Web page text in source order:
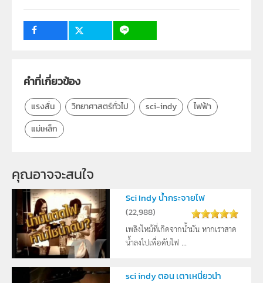
ป.1, ป.2, ป.3, ป.4, ป.5, ป.6, ม.1, ม.2, ม.3, ม.4, ม.5, ม.6
คำที่เกี่ยวข้อง
แรงสั่น วิทยาศาสตร์ทั่วไป sci-indy
ไฟฟ้า
แม่เหล็ก
คุณอาจจะสนใจ
Sci Indy น้ำกระจายไฟ
(22,988)
เพลิงไหม้ที่เกิดจากน้ำมัน หากเราสาด
น้ำลงไปเพื่อดับไฟ ...
sci indy ตอน เตาเหนี่ยวนำ